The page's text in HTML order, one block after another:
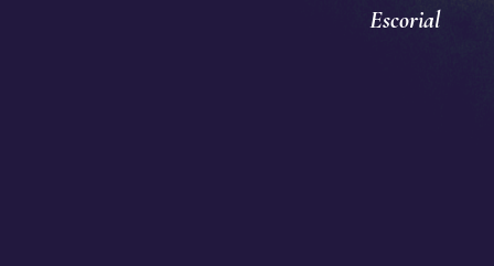
Escorial